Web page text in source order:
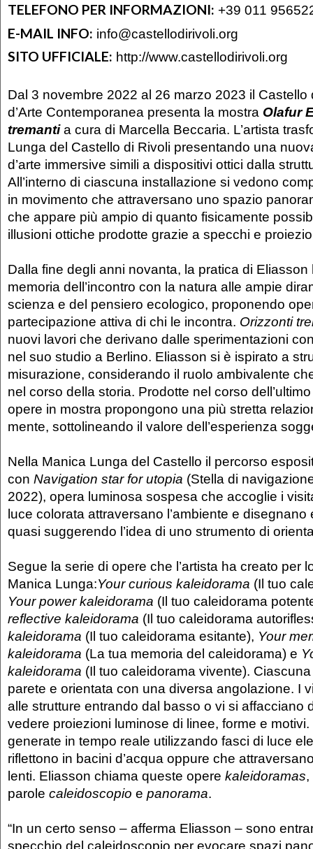
TELEFONO PER INFORMAZIONI: +39 011
E-MAIL INFO: info@castellodirivoli.org
SITO UFFICIALE: http://www.castellodirivoli.org
Dal 3 novembre 2022 al 26 marzo 2023 il Castello
d’Arte Contemporanea presenta la mostra Olafur
tremantia cura di Marcella Beccaria. L’artista
Lunga del Castello di Rivoli presentando una
d’arte immersive simili a dispositivi ottici dalla
All’interno di ciascuna installazione si vedono
in movimento che attraversano uno spazio
che appare più ampio di quanto fisicamente
illusioni ottiche prodotte grazie a specchi e
Dalla fine degli anni novanta, la pratica di
memoria dell’incontro con la natura alle ampie
scienza e del pensiero ecologico, proponendo
partecipazione attiva di chi le incontra. Orizzonti
nuovi lavori che derivano dalle sperimentazioni
nel suo studio a Berlino. Eliasson si è ispirato a
misurazione, considerando il ruolo ambivalente
nel corso della storia. Prodotte nel corso
opere in mostra propongono una più stretta
mente, sottolineando il valore dell’esperienza
Nella Manica Lunga del Castello il percorso
con Navigation star for utopia (Stella di
2022), opera luminosa sospesa che accoglie i
luce colorata attraversano l’ambiente e disegnano
quasi suggerendo l’idea di uno strumento di
Segue la serie di opere che l’artista ha creato per
Manica Lunga:Your curious kaleidorama (Il tuo
Your power kaleidorama (Il tuo caleidorama
reflective kaleidorama (Il tuo caleidorama
kaleidorama (Il tuo caleidorama esitante), Your
kaleidorama (La tua memoria del caleidorama) e
kaleidorama (Il tuo caleidorama vivente).
parete e orientata con una diversa angolazione. I
alle strutture entrando dal basso o vi si affacciano
vedere proiezioni luminose di linee, forme e
generate in tempo reale utilizzando fasci di luce
riflettono in bacini d’acqua oppure che
lenti. Eliasson chiama queste opere kaleidoramas,
parole caleidoscopio e panorama.
“In un certo senso – afferma Eliasson – sono
specchio del caleidoscopio per evocare spazi